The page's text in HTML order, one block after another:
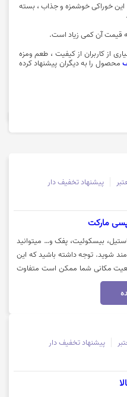
این خوراکی خوشمزه و جذاب ، بسته
قیمت آن کمی زیاد است.
از کاربران از کیفیت ، طعم ومزه
محصول را به دیگران پیشنهاد کرده
پیشنهاد تخفیف دار
بیسکوئیت، پفک و… میتوانید
مند شوید. توجه داشته باشید که این
مکانی شما ممکن است متفاوت
کالا روی گزینه "خرید کنید" کلیک
پیشنهاد تخفیف دار